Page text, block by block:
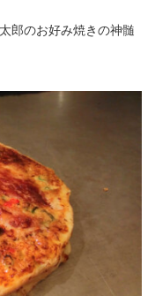
郎のお好み焼きの神髄